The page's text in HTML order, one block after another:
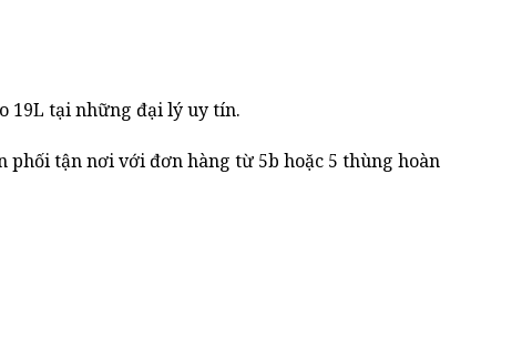
19L tại những đại lý uy tín.
tận nơi với đơn hàng từ 5b hoặc 5 thùng hoàn